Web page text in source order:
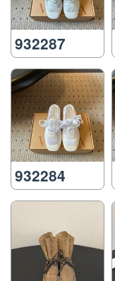
932287
932284